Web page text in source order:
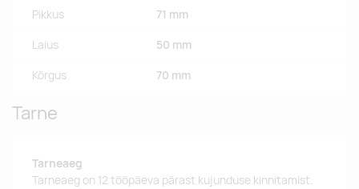
Pikkus 71 mm
Laius 50 mm
Kõrgus 70 mm
Tarne
Tarneaeg
Tarneaeg on 12 tööpäeva pärast kujunduse kinnitamist.